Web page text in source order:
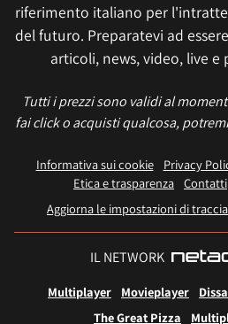
riferimento italiano per
del futuro. Preparatevi ad
articoli, news, video, live
Tutti i prezzi sono validi al
fai click o acquisti qualcosa,
Informativa sui cookie Privacy
Etica e trasparenza Contatti
Aggiorna le impostazioni di
IL NETWORK
Multiplayer Movieplayer
The Great Pizza